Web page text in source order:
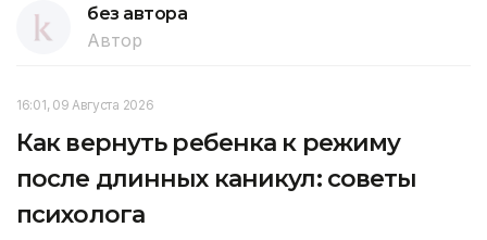
без автора
Автор
16:01, 09 Августа 2026
Как вернуть ребенка к режиму
после длинных каникул: советы
психолога